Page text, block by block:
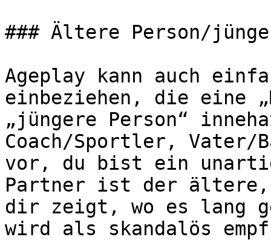
### Ältere Person/
Ageplay kann auch
einbeziehen, die eine
„jüngere Person“
Coach/Sportler,
vor, du bist ein
Partner ist der
dir zeigt, wo es lang
wird als skandalös